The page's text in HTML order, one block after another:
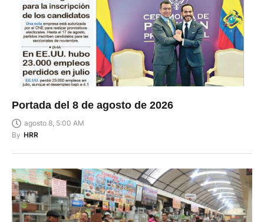
Portada del 8 de agosto de 2026
agosto 8, 5:00 AM
By HRR